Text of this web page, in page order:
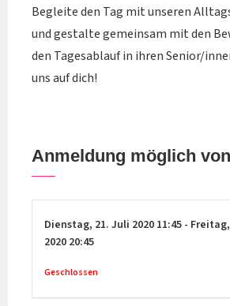
Begleite den Tag mit unseren
und gestalte gemeinsam mit den
den Tagesablauf in ihren Senior/
uns auf dich!
Anmeldung möglich
Dienstag, 21. Juli 2020 11:45 - Freitag,
2020 20:45
Geschlossen